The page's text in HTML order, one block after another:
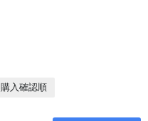
購入確認順